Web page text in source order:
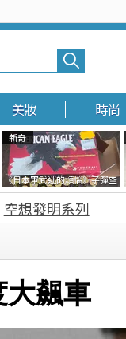
美妝 時尚
新奇
《日本軍武迷的煩惱》子彈空
盒在日本超級貴 美國網友直接
一大箱寄給他了
空想發明系列
大飆車